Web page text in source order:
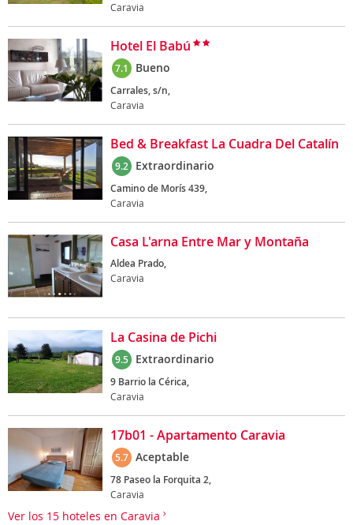
Caravia
Hotel El Babú
7.1 Bueno
Carrales, s/n,
Caravia
Bed & Breakfast La Cuadra Del Catalín
9.2 Extraordinario
Camino de Morís 439,
Caravia
Casa L'arna Entre Mar y Montaña
Aldea Prado,
Caravia
La Casina de Pichi
9.5 Extraordinario
9 Barrio la Cérica,
Caravia
17b01 - Apartamento Caravia
5.7 Aceptable
78 Paseo la Forquita 2,
Caravia
Ver los 15 hoteles en Caravia